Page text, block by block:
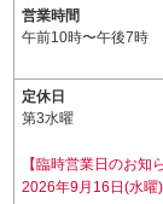
営業時間
午前10時〜午後7時
定休日
第3水曜
【臨時営業日のお知
2026年9月16日(水曜)